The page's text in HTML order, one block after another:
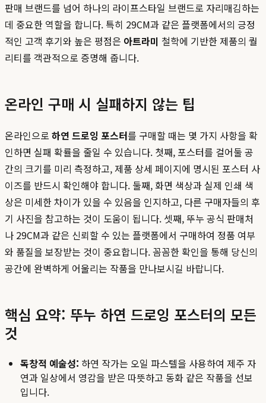
판매 브랜드를 넘어 하나의 라이프스타일 브랜드로 자리매김하는
데 중요한 역할을 합니다. 특히 29CM과 같은 플랫폼에서의 긍정
적인 고객 후기와 높은 평점은 아트라미 철학에 기반한 제품의 퀄
리티를 객관적으로 증명해 줍니다.
온라인 구매 시 실패하지 않는 팁
온라인으로 하연 드로잉 포스터를 구매할 때는 몇 가지 사항을 확
인하면 실패 확률을 줄일 수 있습니다. 첫째, 포스터를 걸어둘 공
간의 크기를 미리 측정하고, 제품 상세 페이지에 명시된 포스터 사
이즈를 반드시 확인해야 합니다. 둘째, 화면 색상과 실제 인쇄 색
상은 미세한 차이가 있을 수 있음을 인지하고, 다른 구매자들의 후
기 사진을 참고하는 것이 도움이 됩니다. 셋째, 뚜누 공식 판매처
나 29CM과 같은 신뢰할 수 있는 플랫폼에서 구매하여 정품 여부
와 품질을 보장받는 것이 중요합니다. 꼼꼼한 확인을 통해 당신의
공간에 완벽하게 어울리는 작품을 만나보시길 바랍니다.
핵심 요약: 뚜누 하연 드로잉 포스터의 모든
것
독창적 예술성: 하연 작가는 오일 파스텔을 사용하여 제주 자
연과 일상에서 영감을 받은 따뜻하고 동화 같은 작품을 선보
입니다.